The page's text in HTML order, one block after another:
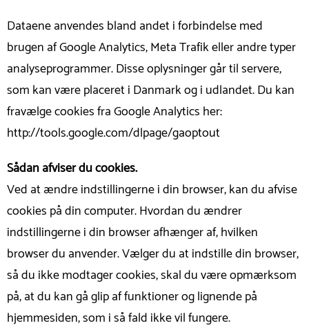
Dataene anvendes bland andet i forbindelse med
brugen af Google Analytics, Meta Trafik eller andre typer
analyseprogrammer. Disse oplysninger går til servere,
som kan være placeret i Danmark og i udlandet. Du kan
fravælge cookies fra Google Analytics her:
http://tools.google.com/dlpage/gaoptout
Sådan afviser du cookies.
Ved at ændre indstillingerne i din browser, kan du afvise
cookies på din computer. Hvordan du ændrer
indstillingerne i din browser afhænger af, hvilken
browser du anvender. Vælger du at indstille din browser,
så du ikke modtager cookies, skal du være opmærksom
på, at du kan gå glip af funktioner og lignende på
hjemmesiden, som i så fald ikke vil fungere.